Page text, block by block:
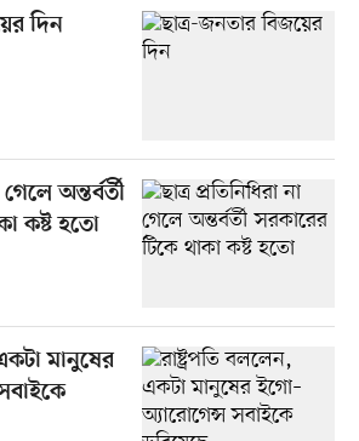
দিন
অন্তর্বর্তী
কষ্ট হতো
মানুষের